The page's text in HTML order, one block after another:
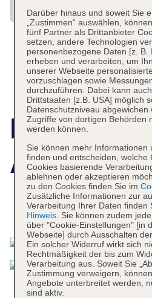
Art Hotel
Das bietet Ihre
Darüber hinaus und soweit Sie
„Zustimmen“ auswählen,
fünf Partner als Drittanbieter
setzen, andere Technologien
personenbezogene Daten [z. B.
erheben und verarbeiten, um
unserer Webseite
vorzuschlagen sowie
durchzuführen. Dabei kann
Drittstaaten [z.B. USA] möglich
Datenschutzniveau abgewichen
Zugriffe von dortigen Behörden
werden können.
Sie können mehr Informationen
finden und entscheiden, welche
Cookies basierende
ablehnen oder akzeptieren
zu den Cookies finden Sie im
Zusätzliche Informationen zur
Verarbeitung Ihrer Daten finden
Hinweis. Sie können zudem
über "Cookie-Einstellungen" [in
Webseite] durch Ausschalten
Ein solcher Widerruf wirkt sich
Rechtmäßigkeit der bis zum
Verarbeitung aus. Soweit Sie
Zustimmung verweigern,
Angebote unterbreitet werden,
sind aktiv.